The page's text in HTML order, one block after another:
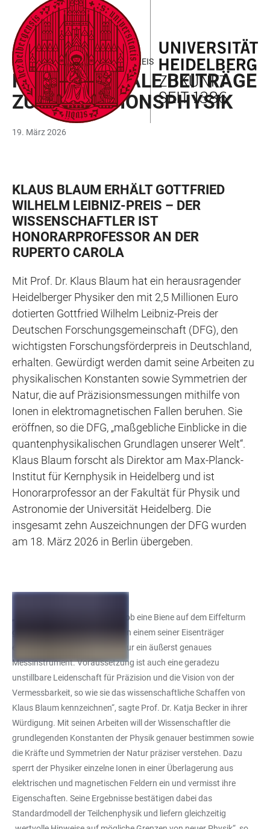
LINKS
ZUR
BARRIEREFREIHEIT
ZUM
HAUPTINHALT
HAUPTNAVIGATION
ÖFFNEN
WEBSEITENSUCHE
ÖFFNEN
GOTTFRIED WILHELM LEIBNIZ-PREIS
FUNDAMENTALE BEITRÄGE
ZUR PRÄZISIONSPHYSIK
19. März 2026
KLAUS BLAUM ERHÄLT GOTTFRIED
WILHELM LEIBNIZ-PREIS – DER
WISSENSCHAFTLER IST
HONORARPROFESSOR AN DER
RUPERTO CAROLA
Mit Prof. Dr. Klaus Blaum hat ein herausragender
Heidelberger Physiker den mit 2,5 Millionen Euro
dotierten Gottfried Wilhelm Leibniz-Preis der
Deutschen Forschungsgemeinschaft (DFG), den
wichtigsten Forschungsförderpreis in Deutschland,
erhalten. Gewürdigt werden damit seine Arbeiten zu
physikalischen Konstanten sowie Symmetrien der
Natur, die auf Präzisionsmessungen mithilfe von
Ionen in elektromagnetischen Fallen beruhen. Sie
eröffnen, so die DFG, „maßgebliche Einblicke in die
quantenphysikalischen Grundlagen unserer Welt“.
Klaus Blaum forscht als Direktor am Max-Planck-
Institut für Kernphysik in Heidelberg und ist
Honorarprofessor an der Fakultät für Physik und
Astronomie der Universität Heidelberg. Die
insgesamt zehn Auszeichnungen der DFG wurden
am 18. März 2026 in Berlin übergeben.
„Mit einer Waage zu erkennen, ob eine Biene auf dem Eiffelturm
gelandet ist oder eine Ameise an einem seiner Eisenträger
emporklettert, erfordert nicht nur ein äußerst genaues
Messinstrument. Voraussetzung ist auch eine geradezu
unstillbare Leidenschaft für Präzision und die Vision von der
Vermessbarkeit, so wie sie das wissenschaftliche Schaffen von
Klaus Blaum kennzeichnen“, sagte Prof. Dr. Katja Becker in ihrer
Würdigung. Mit seinen Arbeiten will der Wissenschaftler die
grundlegenden Konstanten der Physik genauer bestimmen sowie
die Kräfte und Symmetrien der Natur präziser verstehen. Dazu
sperrt der Physiker einzelne Ionen in einer Überlagerung aus
elektrischen und magnetischen Feldern ein und vermisst ihre
Eigenschaften. Seine Ergebnisse bestätigen dabei das
Standardmodell der Teilchenphysik und liefern gleichzeitig